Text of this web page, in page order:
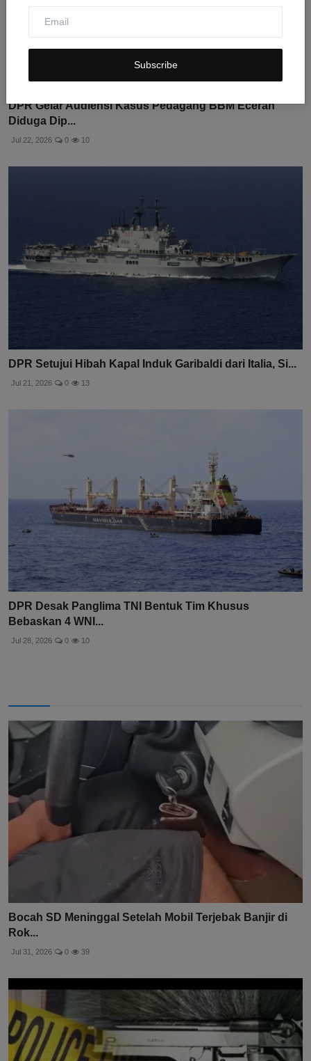
Subscribe
DPR Gelar Audiensi Kasus Pedagang BBM Eceran
Diduga Dip...
Jul 22, 2026 0 10
DPR Setujui Hibah Kapal Induk Garibaldi dari Italia, Si...
Jul 21, 2026 0 13
DPR Desak Panglima TNI Bentuk Tim Khusus
Bebaskan 4 WNI...
Jul 28, 2026 0 10
Bocah SD Meninggal Setelah Mobil Terjebak Banjir di
Rok...
Jul 31, 2026 0 39